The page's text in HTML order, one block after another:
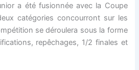
a été fusionnée avec la Coupe
catégories concourront sur les
se déroulera sous la forme
repêchages, 1/2 finales et